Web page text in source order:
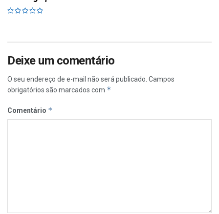
Deixe um comentário
O seu endereço de e-mail não será publicado. Campos
obrigatórios são marcados com *
Comentário *